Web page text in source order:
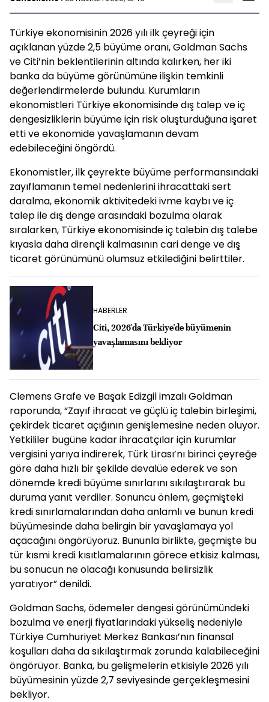
Türkiye ekonomisinin 2026 yılı ilk çeyreği için
açıklanan yüzde 2,5 büyüme oranı, Goldman Sachs
ve Citi’nin beklentilerinin altında kalırken, her iki
banka da büyüme görünümüne ilişkin temkinli
değerlendirmelerde bulundu. Kurumların
ekonomistleri Türkiye ekonomisinde dış talep ve iç
dengesizliklerin büyüme için risk oluşturduğuna işaret
etti ve ekonomide yavaşlamanın devam
edebileceğini öngördü.
Ekonomistler, ilk çeyrekte büyüme performansındaki
zayıflamanın temel nedenlerini ihracattaki sert
daralma, ekonomik aktivitedeki ivme kaybı ve iç
talep ile dış denge arasındaki bozulma olarak
sıralarken, Türkiye ekonomisinde iç talebin dış talebe
kıyasla daha dirençli kalmasının cari denge ve dış
ticaret görünümünü olumsuz etkilediğini belirttiler.
HABERLER
Citi, 2026'da Türkiye'de büyümenin
yavaşlamasını bekliyor
Clemens Grafe ve Başak Edizgil imzalı Goldman
raporunda, “Zayıf ihracat ve güçlü iç talebin birleşimi,
çekirdek ticaret açığının genişlemesine neden oluyor.
Yetkililer bugüne kadar ihracatçılar için kurumlar
vergisini yarıya indirerek, Türk Lirası’nı birinci çeyreğe
göre daha hızlı bir şekilde devalüe ederek ve son
dönemde kredi büyüme sınırlarını sıkılaştırarak bu
duruma yanıt verdiler. Sonuncu önlem, geçmişteki
kredi sınırlamalarından daha anlamlı ve bunun kredi
büyümesinde daha belirgin bir yavaşlamaya yol
açacağını öngörüyoruz. Bununla birlikte, geçmişte bu
tür kısmi kredi kısıtlamalarının görece etkisiz kalması,
bu sonucun ne olacağı konusunda belirsizlik
yaratıyor” denildi.
Goldman Sachs, ödemeler dengesi görünümündeki
bozulma ve enerji fiyatlarındaki yükseliş nedeniyle
Türkiye Cumhuriyet Merkez Bankası’nın finansal
koşulları daha da sıkılaştırmak zorunda kalabileceğini
öngörüyor. Banka, bu gelişmelerin etkisiyle 2026 yılı
büyümesinin yüzde 2,7 seviyesinde gerçekleşmesini
bekliyor.